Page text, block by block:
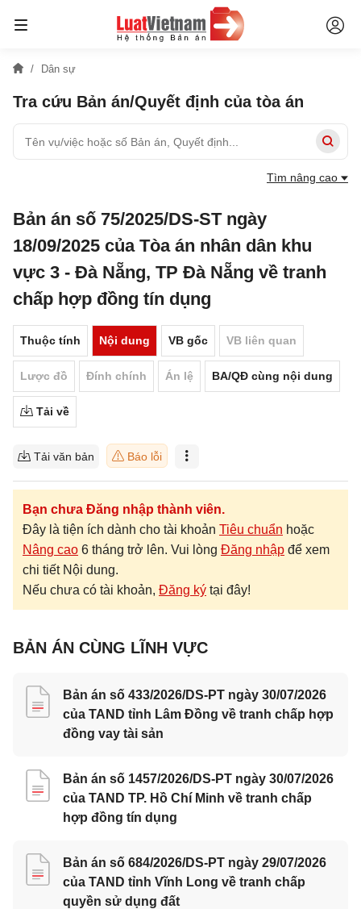
Dân sự
Tra cứu Bản án/Quyết định của tòa án
Tìm nâng cao
Bản án số 75/2025/DS-ST ngày
18/09/2025 của Tòa án nhân dân khu
vực 3 - Đà Nẵng, TP Đà Nẵng về tranh
chấp hợp đồng tín dụng
Thuộc tính Nội dung VB gốc VB liên quan
Lược đồ Đính chính Án lệ BA/QĐ cùng nội dung
Tải về
Tải văn bản Báo lỗi
Bạn chưa Đăng nhập thành viên.
Đây là tiện ích dành cho tài khoản Tiêu chuẩn hoặc
Nâng cao 6 tháng trở lên. Vui lòng Đăng nhập để xem
chi tiết Nội dung.
Nếu chưa có tài khoản, Đăng ký tại đây!
BẢN ÁN CÙNG LĨNH VỰC
Bản án số 433/2026/DS-PT ngày 30/07/2026
của TAND tỉnh Lâm Đồng về tranh chấp hợp
đồng vay tài sản
Bản án số 1457/2026/DS-PT ngày 30/07/2026
của TAND TP. Hồ Chí Minh về tranh chấp
hợp đồng tín dụng
Bản án số 684/2026/DS-PT ngày 29/07/2026
của TAND tỉnh Vĩnh Long về tranh chấp
quyền sử dụng đất